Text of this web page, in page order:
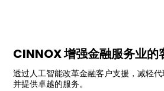
CINNOX 增强金融服务业的
透过人工智能改革金融客户支援，减轻代
并提供卓越的服务。